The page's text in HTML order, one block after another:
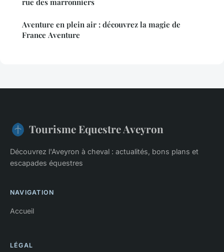
rue des marronniers
Aventure en plein air : découvrez la magie de
France Aventure
Tourisme Equestre Aveyron
Découvrez l'Aveyron à cheval : actualités, bons plans et
escapades équestres
NAVIGATION
Accueil
LÉGAL